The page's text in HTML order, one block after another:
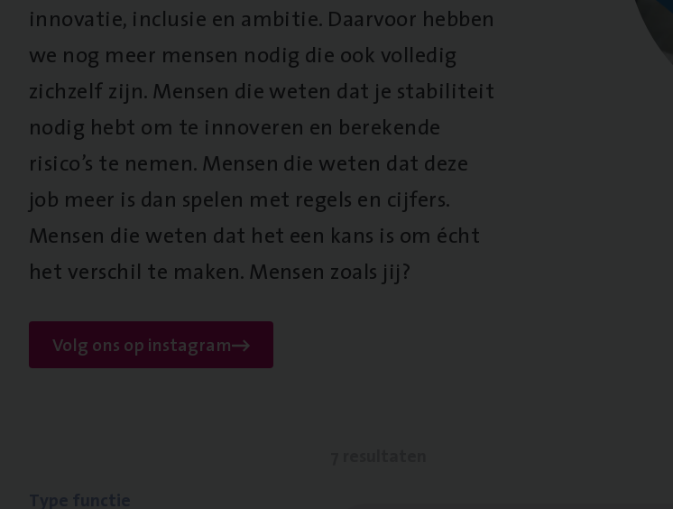
innovatie, inclusie en ambitie. Daarvoor hebben
we nog meer mensen nodig die ook volledig
zichzelf zijn. Mensen die weten dat je stabiliteit
nodig hebt om te innoveren en berekende
risico’s te nemen. Mensen die weten dat deze
job meer is dan spelen met regels en cijfers.
Mensen die weten dat het een kans is om écht
het verschil te maken. Mensen zoals jij?
Volg ons op instagram